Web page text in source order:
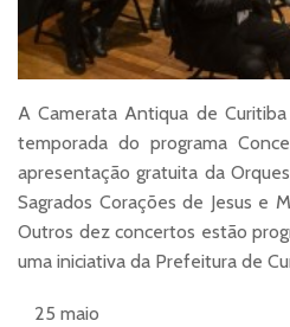
A Camerata Antiqua de
temporada do programa
apresentação gratuita da
Sagrados Corações de Jesus e
Outros dez concertos estão
uma iniciativa da Prefeitura de
25 maio